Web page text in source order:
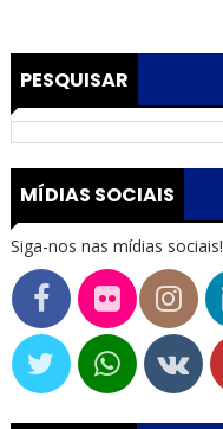
PESQUISAR
MÍDIAS SOCIAIS
Siga-nos nas mídias sociais!